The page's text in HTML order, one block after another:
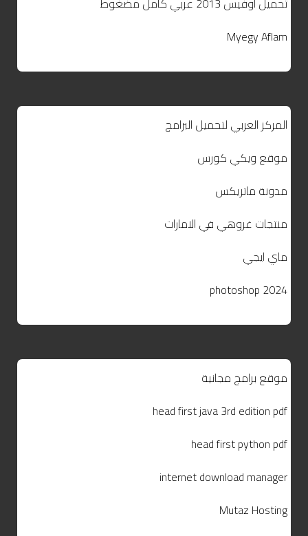
Myegy Aflam
المركز العربي لتحميل البرامج
موقع ويكي كورس
مدونة ماتريكس
منتجات غروهي في الامارات
ماي ايجي
photoshop 2024
موقع برامج مجانية
head first java 3rd edition pdf
head first python pdf
internet download manager
Mutaz Hosting